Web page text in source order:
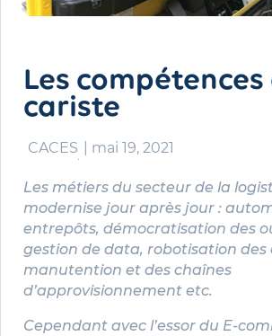
Les compétences
cariste
CACES mai 19, 2021
Les métiers du secteur de la
modernise jour après jour :
entrepôts, démocratisation des
gestion de data, robotisation des
manutention et des chaînes
d’approvisionnement etc.
Cependant avec l’essor du E-